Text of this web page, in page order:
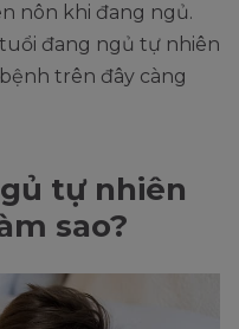
nôn khi đang ngủ.
đang ngủ tự nhiên
trên đây càng
tự nhiên
sao?